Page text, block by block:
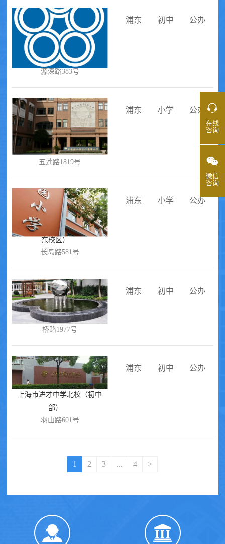
在线
咨询
微信
咨询
上海市建平中学西校（华城校
区）
源深路383号
浦东 初中 公办
上海市浦东新区福山外国语小
学（证大校区）
五莲路1819号
浦东 小学 公办
上海市浦东新区竹园小学（沪
东校区）
长岛路581号
浦东 小学 公办
上海市建平实验地杰中学
桥路1977号
浦东 初中 公办
上海市进才中学北校（初中
部）
羽山路601号
浦东 初中 公办
1 2 3 ... 4 >